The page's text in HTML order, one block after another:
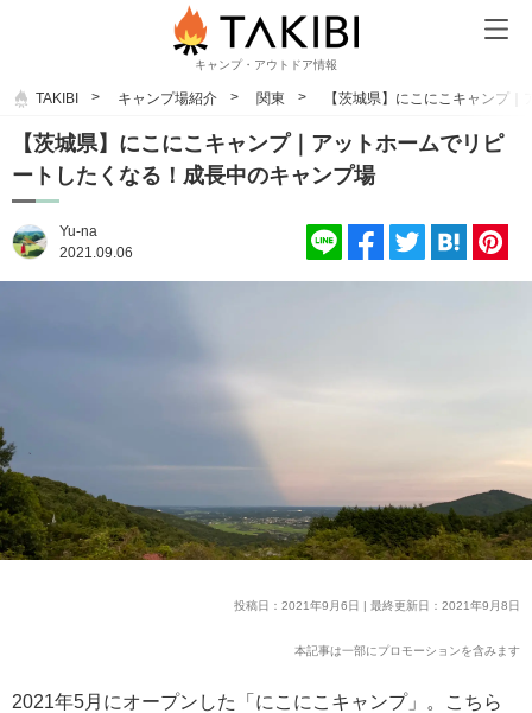
キャンプ・アウトドア情報
TAKIBI キャンプ場紹介 関東 【茨城県】にこにこキャンプ
【茨城県】にこにこキャンプ｜アットホームでリピ
ートしたくなる！成長中のキャンプ場
Yu-na
2021.09.06
投稿日：2021年9月6日 | 最終更新日：2021年9月8日
本記事は一部にプロモーションを含みます
2021年5月にオープンした「にこにこキャンプ」。こちら